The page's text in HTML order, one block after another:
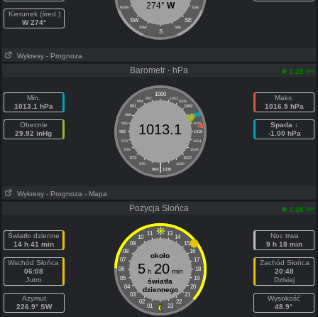
Kierunek (śred.)
W 274°
WSW ESE
SW SE
SSW SSE
S
274° W
Wykresy - Prognoza
Barometr - hPa 3:28 pm
Min.
1013.1 hPa
Obecnie
29.92 inHg
1000
997 1003
994
1006
991
1009
988
1012
985
1015
982
1018
979
1021
976
1024
973
1027
970
1030
|
964 1036
1013.1
Maks.
1016.5 hPa
Spada ↓
-1.00 hPa
Wykresy - Prognoza - Mapa
Pozycja Słońca 3:28 pm
Światło dzienne
14 h 41 min
Wschód Słońca
06:08
Jutro
Azymut
226.9° SW
11 13
10
14
09
15
08
16
07
17
06
18
05
19
04
20
03
21
02
22
01 23
około
5h 20min
światła
dziennego
Noc trwa
9 h 18 min
Zachód Słońca
20:48
Dzisiaj
Wysokość
48.9°